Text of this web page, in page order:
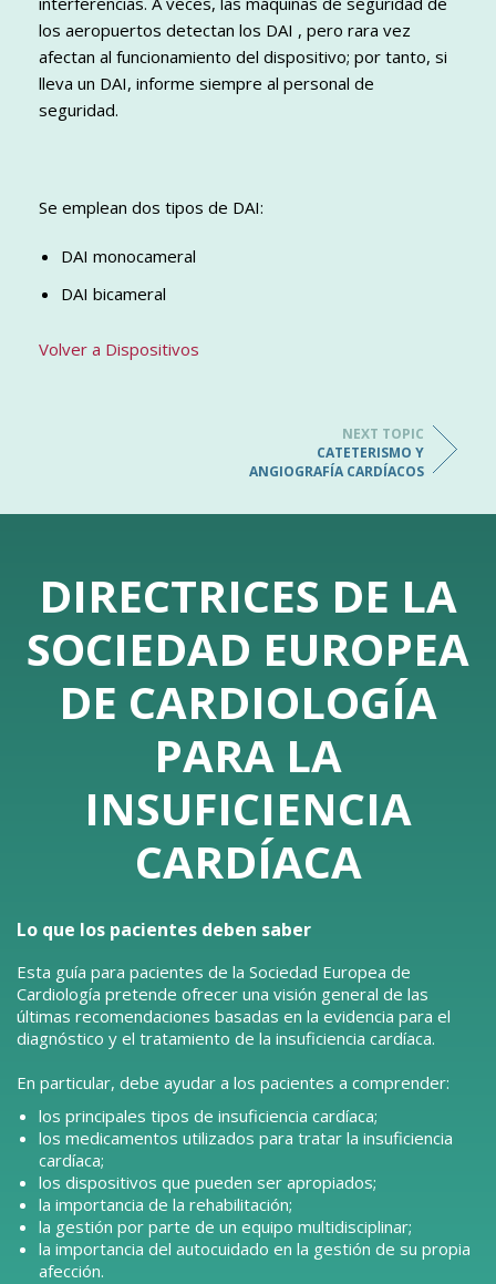
los aeropuertos detectan los DAI , pero rara vez
afectan al funcionamiento del dispositivo; por tanto, si
lleva un DAI, informe siempre al personal de
seguridad.
Se emplean dos tipos de DAI:
DAI monocameral
DAI bicameral
Volver a Dispositivos
NEXT TOPIC
CATETERISMO Y
ANGIOGRAFÍA CARDÍACOS
DIRECTRICES DE LA
SOCIEDAD EUROPEA
DE CARDIOLOGÍA
PARA LA
INSUFICIENCIA
CARDÍACA
Lo que los pacientes deben saber
Esta guía para pacientes de la Sociedad Europea de
Cardiología pretende ofrecer una visión general de las
últimas recomendaciones basadas en la evidencia para el
diagnóstico y el tratamiento de la insuficiencia cardíaca.
En particular, debe ayudar a los pacientes a comprender:
los principales tipos de insuficiencia cardíaca;
los medicamentos utilizados para tratar la insuficiencia
cardíaca;
los dispositivos que pueden ser apropiados;
la importancia de la rehabilitación;
la gestión por parte de un equipo multidisciplinar;
la importancia del autocuidado en la gestión de su propia
afección.